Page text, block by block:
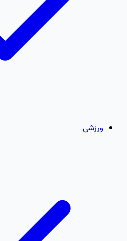
ورزشی